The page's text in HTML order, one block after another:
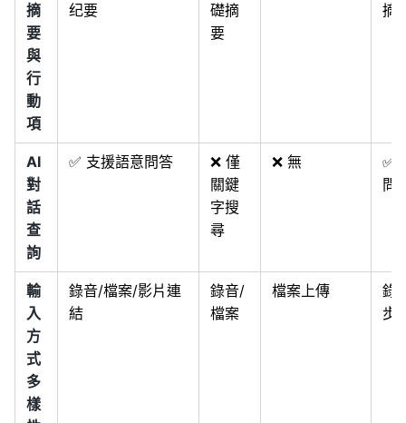
摘
要
與
行
動
項
纪要
礎摘
要
摘
AI
對
話
查
詢
✅ 支援語意問答
❌ 僅
關鍵
字搜
尋
❌ 無
✅
問
輸
入
方
式
多
樣
錄音/檔案/影片連
結
錄音/
檔案
檔案上傳
錄
步